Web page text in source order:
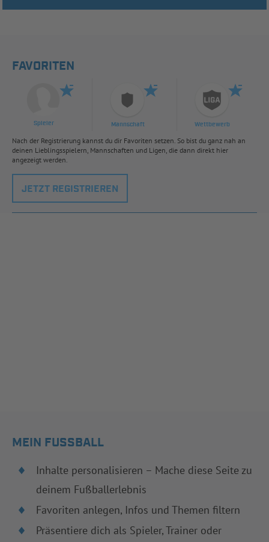
FAVORITEN
Spieler Mannschaft Wettbewerb
Nach der Registrierung kannst du dir Favoriten setzen. So bist du ganz nah an
deinen Lieblingsspielern, Mannschaften und Ligen, die dann direkt hier
angezeigt werden.
JETZT REGISTRIEREN
MEIN FUSSBALL
Inhalte personalisieren – Mache diese Seite zu
deinem Fußballerlebnis
Favoriten anlegen, Infos und Themen filtern
Präsentiere dich als Spieler, Trainer oder